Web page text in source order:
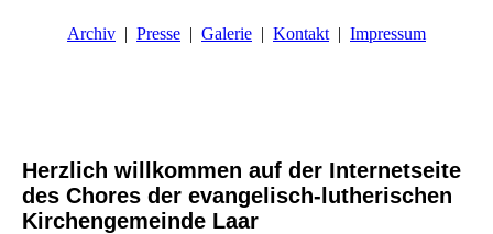
Archiv Presse Galerie Kontakt Impressum
Herzlich willkommen auf der Internetseite
des Chores der evangelisch-lutherischen
Kirchengemeinde Laar